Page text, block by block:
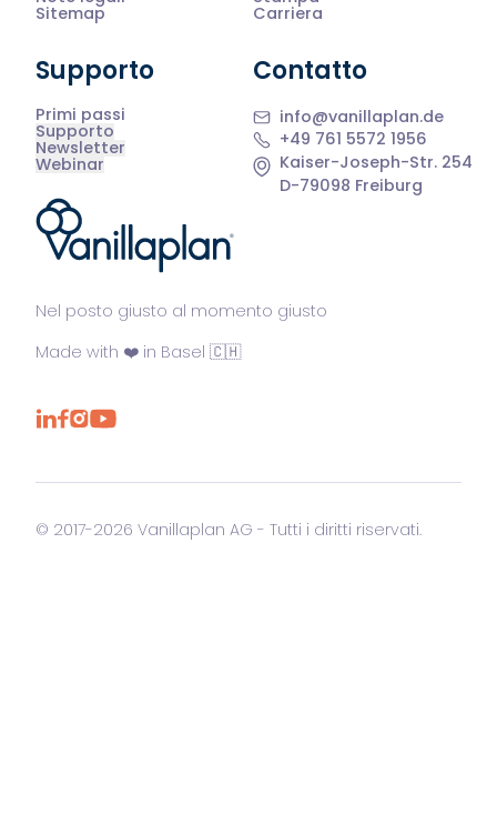
®
Nel posto giusto al momento giusto
Made with ❤️ in Basel 🇨🇭
Sitemap Carriera
Supporto
Primi passi
Supporto
Newsletter
Webinar
Contatto
info@vanillaplan.de
+49 761 5572 1956
Kaiser-Joseph-Str. 254
D-79098 Freiburg
© 2017-2026 Vanillaplan AG - Tutti i diritti riservati.